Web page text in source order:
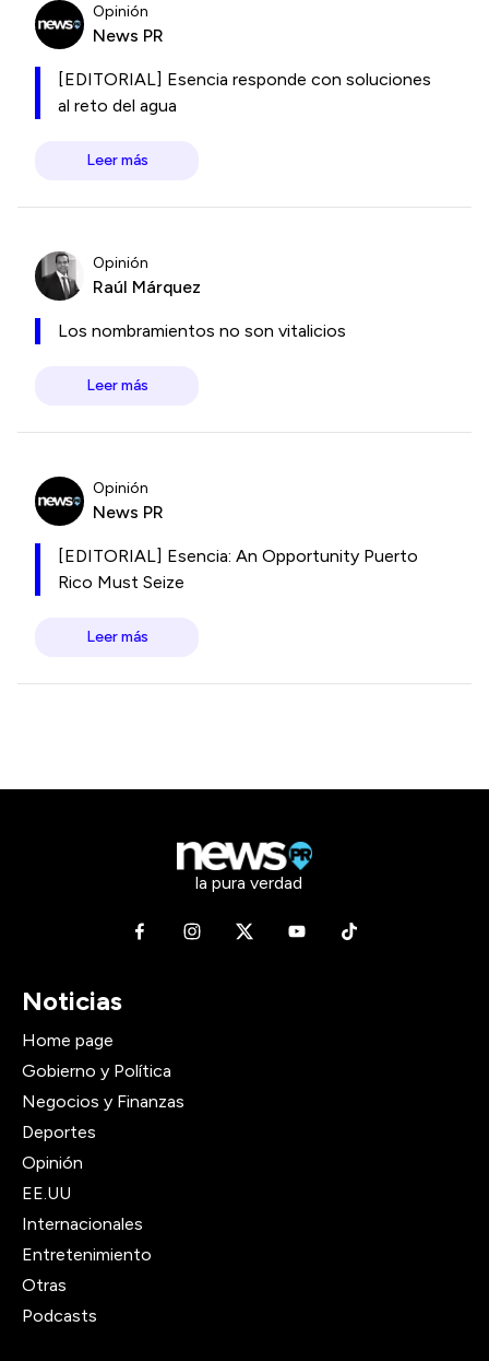
Opinión
News PR
[EDITORIAL] Esencia responde con soluciones
al reto del agua
Leer más
Opinión
Raúl Márquez
Los nombramientos no son vitalicios
Leer más
Opinión
News PR
[EDITORIAL] Esencia: An Opportunity Puerto
Rico Must Seize
Leer más
la pura verdad
Noticias
Home page
Gobierno y Política
Negocios y Finanzas
Deportes
Opinión
EE.UU
Internacionales
Entretenimiento
Otras
Podcasts